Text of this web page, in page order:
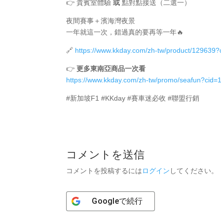
👉 貴賓室體驗或 點對點接送（二選一）
夜間賽事＋濱海灣夜景
一年就這一次，錯過真的要再等一年🔥
🔗 https://www.kkday.com/zh-tw/product/
👉更多東南亞商品一次看
https://www.kkday.com/zh-tw/promo/
#新加坡F1 #KKday #賽車迷必收 #聯盟行銷
コメントを送信
コメントを投稿するにはログイン してください。
Googleで続行